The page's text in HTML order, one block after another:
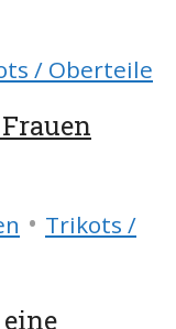
/ Oberteile
• Trikots /